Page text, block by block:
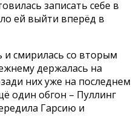
записать себе в
ей выйти вперёд в
смирилась со вторым
держалась на
них уже на последнем
один обгон – Пуллинг
Гарсию и